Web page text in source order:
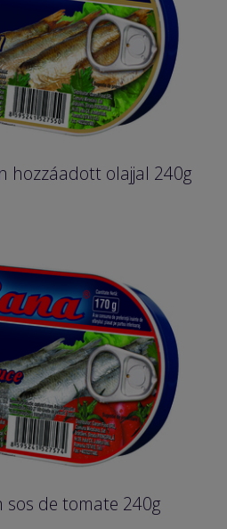
hozzáadott olajjal 240g
de tomate 240g